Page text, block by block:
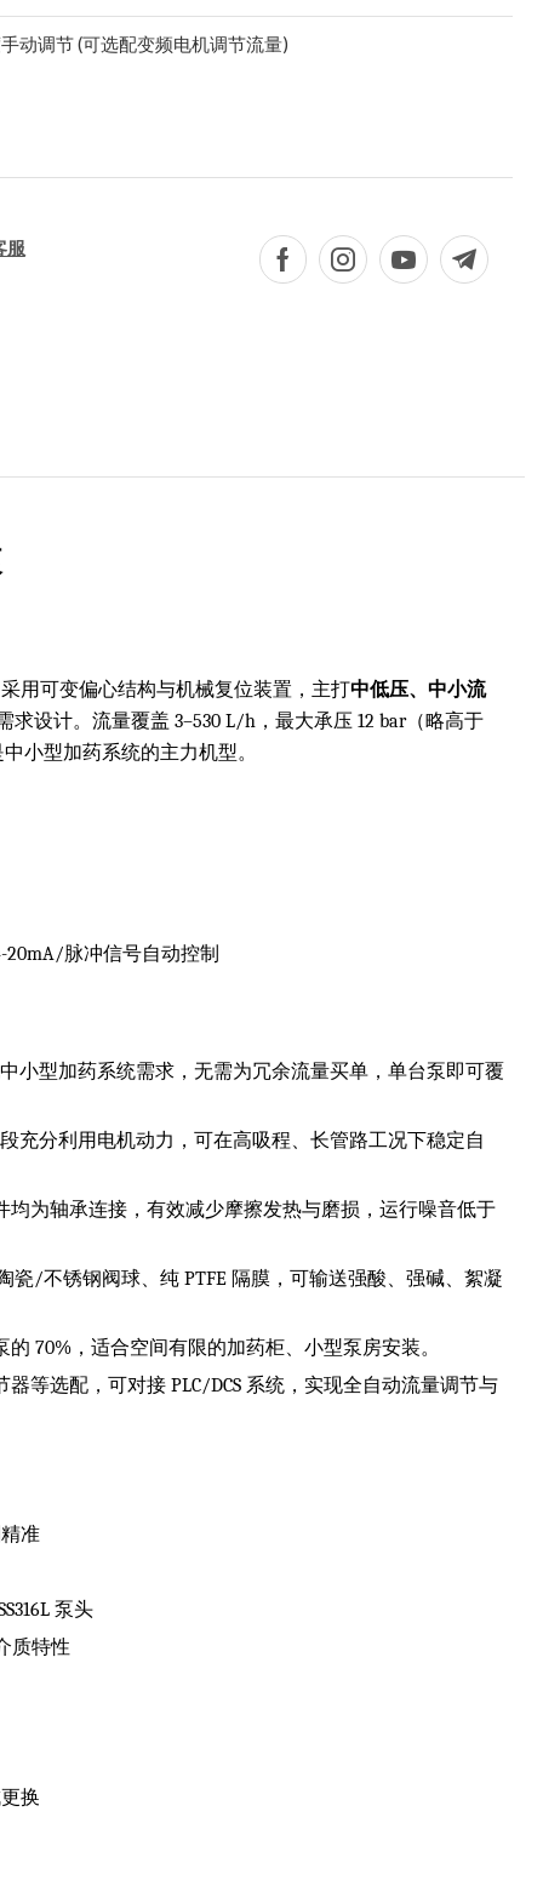
动调节 (可选配变频电机调节流量)
服
用可变偏心结构与机械复位装置，主打中低压、中小流
设计。流量覆盖 3–530 L/h，最大承压 12 bar（略高于
小型加药系统的主力机型。
脉冲信号自动控制
小型加药系统需求，无需为冗余流量买单，单台泵即可覆
充分利用电机动力，可在高吸程、长管路工况下稳定自
均为轴承连接，有效减少摩擦发热与磨损，运行噪音低于
瓷/不锈钢阀球、纯 PTFE 隔膜，可输送强酸、强碱、絮凝
70%，适合空间有限的加药柜、小型泵房安装。
等选配，可对接 PLC/DCS 系统，实现全自动流量调节与
准
泵头
质特性
换